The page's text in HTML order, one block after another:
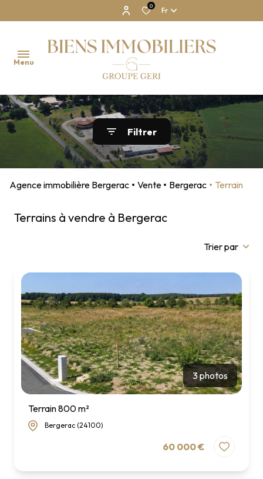
0
Fr
Menu
NOS
BIENS
Filtrer
Agence immobilière Bergerac Vente Bergerac Terrain
Terrains à vendre à Bergerac
Trier par
3 photos
Terrain 800 m²
Bergerac (24100)
60 000 €